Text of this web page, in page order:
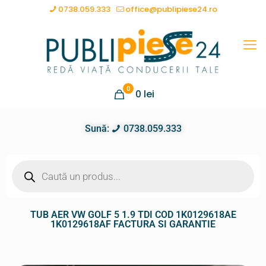
0738.059.333 office@publipiese24.ro
0 0 lei
Sună: 0738.059.333
TUB AER VW GOLF 5 1.9 TDI COD 1K0129618AE
1K0129618AF FACTURA SI GARANTIE